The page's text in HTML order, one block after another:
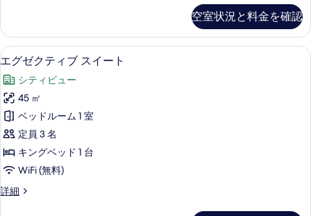
ム
(Premier)
の
す
べ
て
の
写
真
を
テ
ィ
ブ
ー
ム
(Premier)
の
詳
細
空室状況と料金を確認
エ
グ
ゼ
ク
テ
ィ
ブ
イ
エグゼクティブ スイート | 羽毛の掛
7
エグゼクティブ スイート
シティビュー
45 ㎡
ベッドルーム 1 室
定員 3 名
キングベッド 1 台
WiFi (無料)
詳細
エ